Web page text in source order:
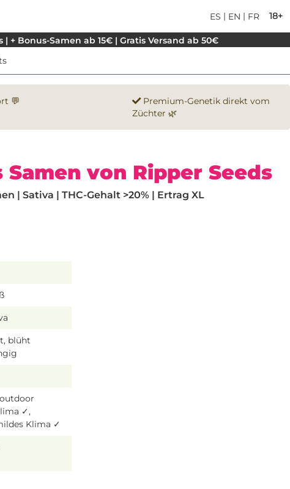
18+
ES | EN | FR
+ Bonus-Samen ab 15€ | Gratis Versand ab 50€
💬
Premium-Genetik direkt vom
Züchter 🌿
von Ripper Seeds
| Sativa | THC-Gehalt >20% | Ertrag XL
blüht
✓,
Klima ✓